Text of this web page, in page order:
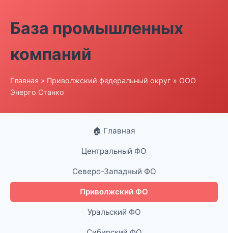
База промышленных
компаний
Главная » Приволжский федеральный округ » ООО
Энерго Станко
🏠 Главная
Центральный ФО
Северо-Западный ФО
Приволжский ФО
Уральский ФО